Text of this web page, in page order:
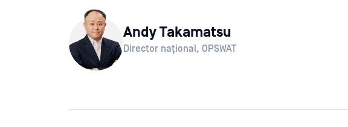
Andy Takamatsu
Director național, OPSWAT